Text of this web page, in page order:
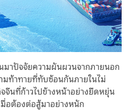
าปัจจัยความผันผวนจากภายนอก
มท้าทายที่ทับซ้อนกันภายในไม่
จีนที่ก้าวไปข้างหน้าอย่างยืดหยุ่น
อต้องต่อสู้มาอย่างหนัก